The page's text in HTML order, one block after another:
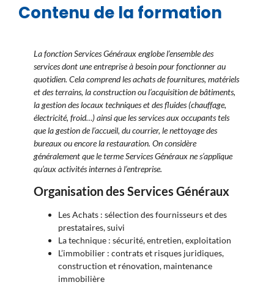
Contenu de la formation
La fonction Services Généraux englobe l’ensemble des
services dont une entreprise à besoin pour fonctionner au
quotidien. Cela comprend les achats de fournitures, matériels
et des terrains, la construction ou l’acquisition de bâtiments,
la gestion des locaux techniques et des fluides (chauffage,
électricité, froid…) ainsi que les services aux occupants tels
que la gestion de l’accueil, du courrier, le nettoyage des
bureaux ou encore la restauration. On considère
généralement que le terme Services Généraux ne s’applique
qu’aux activités internes à l’entreprise.
Organisation des Services Généraux
Les Achats : sélection des fournisseurs et des
prestataires, suivi
La technique : sécurité, entretien, exploitation
L’immobilier : contrats et risques juridiques,
construction et rénovation, maintenance
immobilière